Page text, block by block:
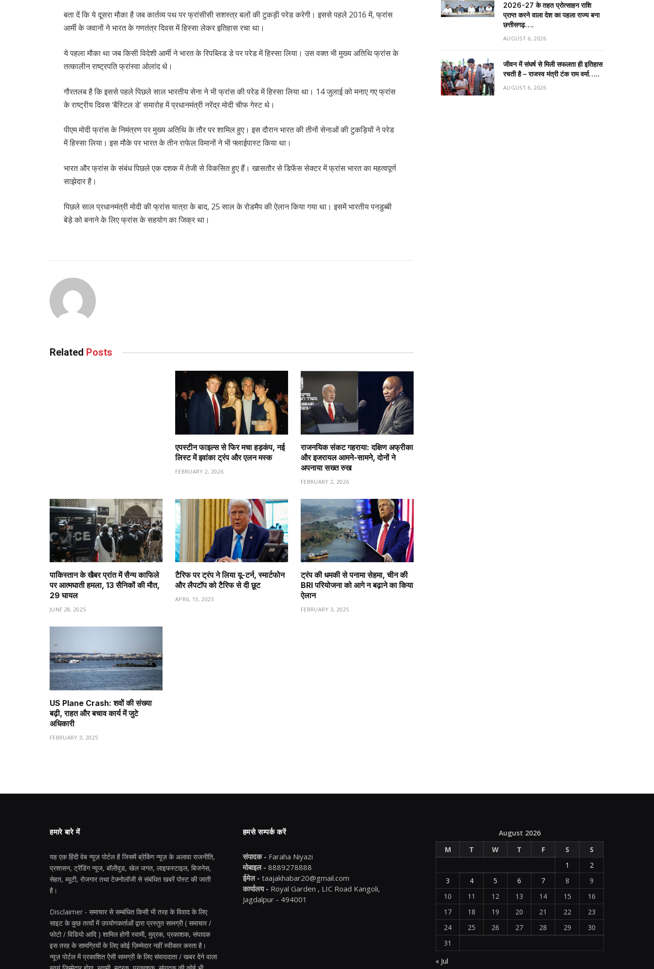
बता दें कि ये दूसरा मौका है जब कार्तव्य पथ पर फ्रांसीसी सशस्त्र बलों की टुकड़ी परेड करेगी। इससे पहले 2016 में, फ्रांस
आर्मी के जवानों ने भारत के गणतंत्र दिवस में हिस्सा लेकर इतिहास रचा था।
ये पहला मौका था जब किसी विदेशी आर्मी ने भारत के रिपब्लिड डे पर परेड में हिस्सा लिया। उस वक्त भी मुख्य अतिथि फ्रांस के
तत्कालीन राष्ट्रपति फ्रांस्वा ओलांद थे।
गौरतलब है कि इससे पहले पिछले साल भारतीय सेना ने भी फ्रांस की परेड में हिस्सा लिया था। 14 जुलाई को मनाए गए फ्रांस
के राष्ट्रीय दिवस ‘बैस्टिल डे’ समारोह में प्रधानमंत्री नरेंद्र मोदी चीफ गेस्ट थे।
पीएम मोदी फ्रांस के निमंत्रण पर मुख्य अतिथि के तौर पर शामिल हुए। इस दौरान भारत की तीनों सेनाओं की टुकड़ियों ने परेड
में हिस्सा लिया। इस मौके पर भारत के तीन राफेल विमानों ने भी फ्लाईपास्ट किया था।
भारत और फ्रांस के संबंध पिछले एक दशक में तेजी से विकसित हुए हैं। खासतौर से डिफेंस सेक्टर में फ्रांस भारत का महत्वपूर्ण
साझेदार है।
पिछले साल प्रधानमंत्री मोदी की फ्रांस यात्रा के बाद, 25 साल के रोडमैप की ऐलान किया गया था। इसमें भारतीय पनडुब्बी
बेड़े को बनाने के लिए फ्रांस के सहयोग का जिक्र था।
Related Posts
एपस्टीन फाइल्स से फिर मचा हड़कंप, नई
लिस्ट में इवांका ट्रंप और एलन मस्क
FEBRUARY 2, 2026
राजनयिक संकट गहराया: दक्षिण अफ्रीका
और इजरायल आमने-सामने, दोनों ने
अपनाया सख्त रुख
FEBRUARY 2, 2026
पाकिस्तान के खैबर प्रांत में सैन्य काफिले
पर आत्मघाती हमला, 13 सैनिकों की मौत,
29 घायल
JUNE 28, 2025
टैरिफ पर ट्रंप ने लिया यू-टर्न, स्मार्टफोन
और लैपटॉप को टैरिफ से दी छूट
APRIL 13, 2025
ट्रंप की धमकी से पनामा सेहमा, चीन की
BRI परियोजना को आगे न बढ़ाने का किया
ऐलान
FEBRUARY 3, 2025
US Plane Crash: शवों की संख्या
बढ़ी, राहत और बचाव कार्य में जुटे
अधिकारी
FEBRUARY 3, 2025
2026-27 के तहत प्रोत्साहन राशि
प्राप्त करने वाला देश का पहला राज्य बना
छत्तीसगढ़….
AUGUST 6, 2026
जीवन में संघर्ष से मिली सफलता ही इतिहास
रचती है – राजस्व मंत्री टंक राम वर्मा…..
AUGUST 6, 2026
हमारे बारे में
यह एक हिंदी वेब न्यूज़ पोर्टल है जिसमें ब्रेकिंग न्यूज़ के अलावा राजनीति,
प्रशासन, ट्रेंडिंग न्यूज, बॉलीवुड, खेल जगत, लाइफस्टाइल, बिजनेस,
सेहत, ब्यूटी, रोजगार तथा टेक्नोलॉजी से संबंधित खबरें पोस्ट की जाती
है।
Disclaimer - समाचार से सम्बंधित किसी भी तरह के विवाद के लिए
साइट के कुछ तत्वों में उपयोगकर्ताओं द्वारा प्रस्तुत सामग्री ( समाचार /
फोटो / विडियो आदि ) शामिल होगी स्वामी, मुद्रक, प्रकाशक, संपादक
इस तरह के सामग्रियों के लिए कोई ज़िम्मेदार नहीं स्वीकार करता है।
न्यूज़ पोर्टल में प्रकाशित ऐसी सामग्री के लिए संवाददाता / खबर देने वाला
हमसे सम्पर्क करें
संपादक - Faraha Niyazi
मोबाइल - 8889278888
ईमेल - taajakhabar20@gmail.com
कार्यालय - Royal Garden , LIC Road Kangoli,
Jagdalpur - 494001
August 2026
M
T W T F S
S
1
2
3
4 5 6 7 8
9
10
11 12 13 14 15
16
17
18 19 20 21 22
23
24
25 26 27 28 29
30
31
« Jul